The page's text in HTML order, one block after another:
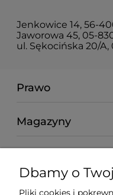
Jenkowice 14, 56-
Jaworowa 45, 05-
ul. Sękocińska 20/
Prawo
Magazyny
abcmarket24.pl
Dbamy o
Pliki cookies i